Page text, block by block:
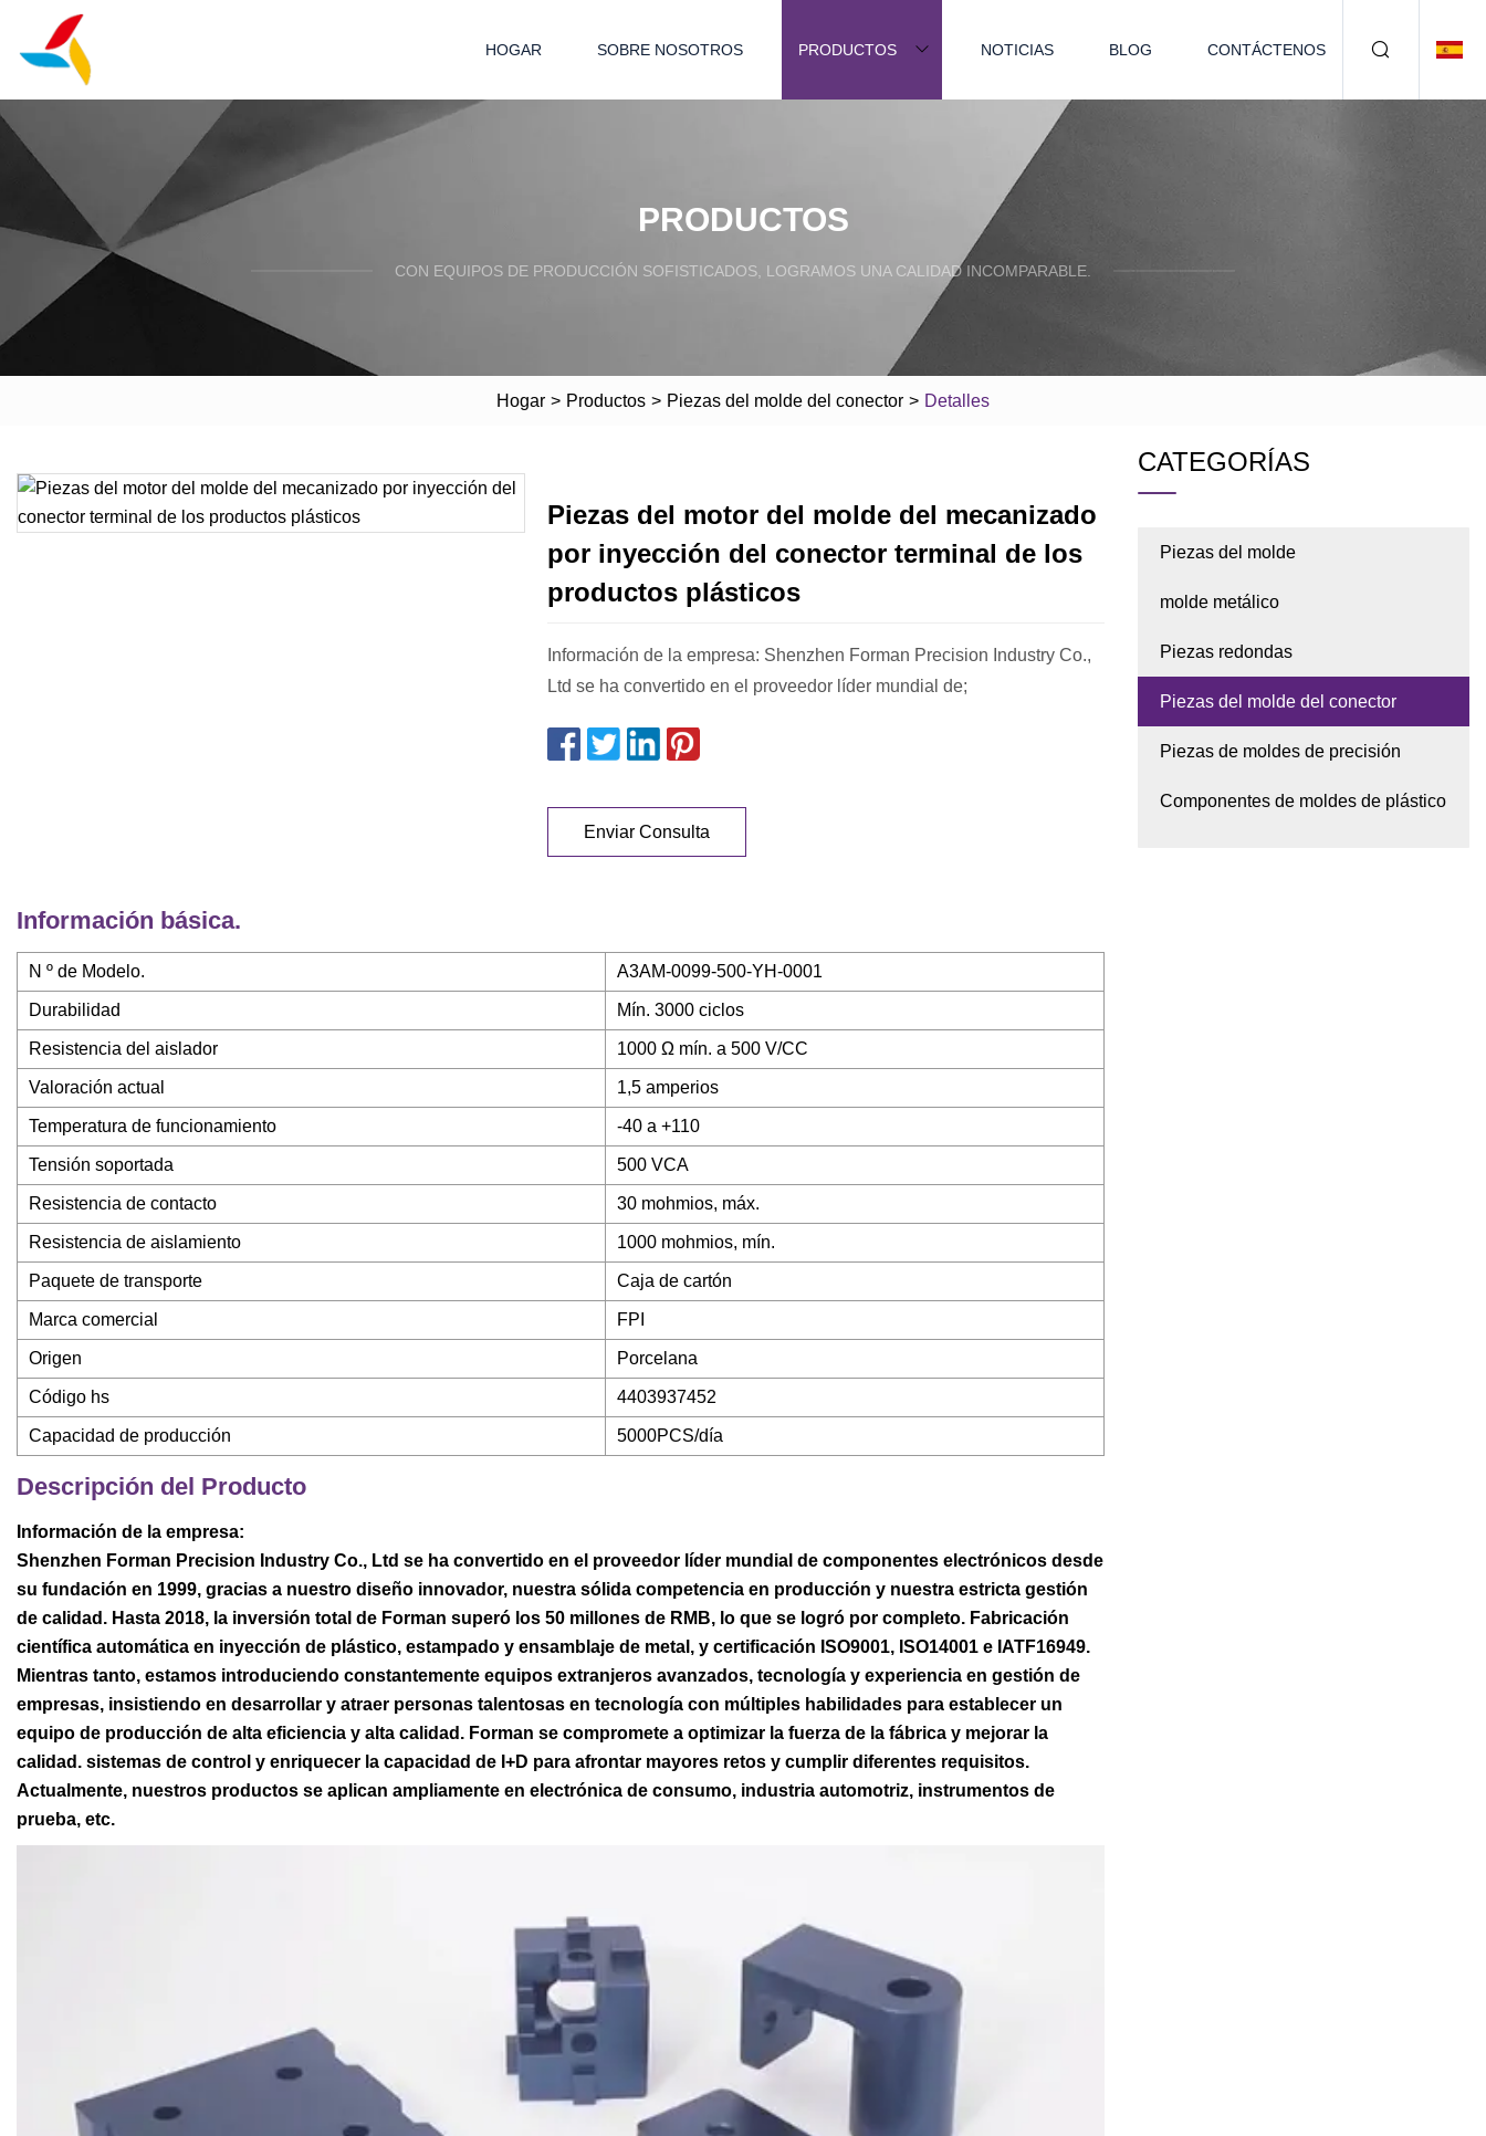
HOGAR SOBRE NOSOTROS PRODUCTOS NOTICIAS BLOG CONTÁCTENOS
PRODUCTOS
CON EQUIPOS DE PRODUCCIÓN SOFISTICADOS, LOGRAMOS UNA CALIDAD INCOMPARABLE.
Hogar > Productos > Piezas del molde del conector > Detalles
Piezas del motor del molde del mecanizado
por inyección del conector terminal de los
productos plásticos
Información de la empresa: Shenzhen Forman Precision Industry Co.,
Ltd se ha convertido en el proveedor líder mundial de;
Enviar Consulta
Información básica.
N º de Modelo. A3AM-0099-500-YH-0001
Durabilidad Mín. 3000 ciclos
Resistencia del aislador 1000 Ω mín. a 500 V/CC
Valoración actual 1,5 amperios
Temperatura de funcionamiento -40 a +110
Tensión soportada 500 VCA
Resistencia de contacto 30 mohmios, máx.
Resistencia de aislamiento 1000 mohmios, mín.
Paquete de transporte Caja de cartón
Marca comercial FPI
Origen Porcelana
Código hs 4403937452
Capacidad de producción 5000PCS/día
Descripción del Producto
Información de la empresa:
Shenzhen Forman Precision Industry Co., Ltd se ha convertido en el proveedor líder mundial de componentes electrónicos desde
su fundación en 1999, gracias a nuestro diseño innovador, nuestra sólida competencia en producción y nuestra estricta gestión
de calidad. Hasta 2018, la inversión total de Forman superó los 50 millones de RMB, lo que se logró por completo. Fabricación
científica automática en inyección de plástico, estampado y ensamblaje de metal, y certificación ISO9001, ISO14001 e IATF16949.
Mientras tanto, estamos introduciendo constantemente equipos extranjeros avanzados, tecnología y experiencia en gestión de
empresas, insistiendo en desarrollar y atraer personas talentosas en tecnología con múltiples habilidades para establecer un
equipo de producción de alta eficiencia y alta calidad. Forman se compromete a optimizar la fuerza de la fábrica y mejorar la
calidad. sistemas de control y enriquecer la capacidad de I+D para afrontar mayores retos y cumplir diferentes requisitos.
Actualmente, nuestros productos se aplican ampliamente en electrónica de consumo, industria automotriz, instrumentos de
prueba, etc.
CATEGORÍAS
Piezas del molde
molde metálico
Piezas redondas
Piezas del molde del conector
Piezas de moldes de precisión
Componentes de moldes de plástico